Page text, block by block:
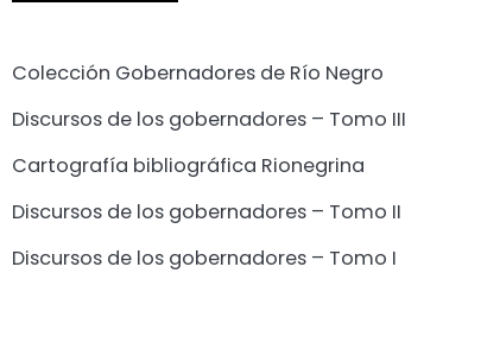
Colección Gobernadores de Río Negro
Discursos de los gobernadores – Tomo III
Cartografía bibliográfica Rionegrina
Discursos de los gobernadores – Tomo II
Discursos de los gobernadores – Tomo I